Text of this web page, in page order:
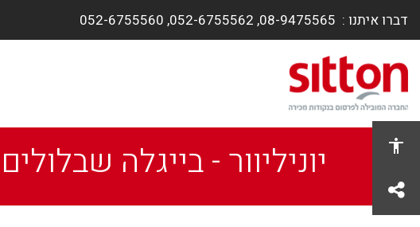
share
דברו איתנו : 08-9475565, ​052-6755562, 052-6755560
יוניליוור - בייגלה